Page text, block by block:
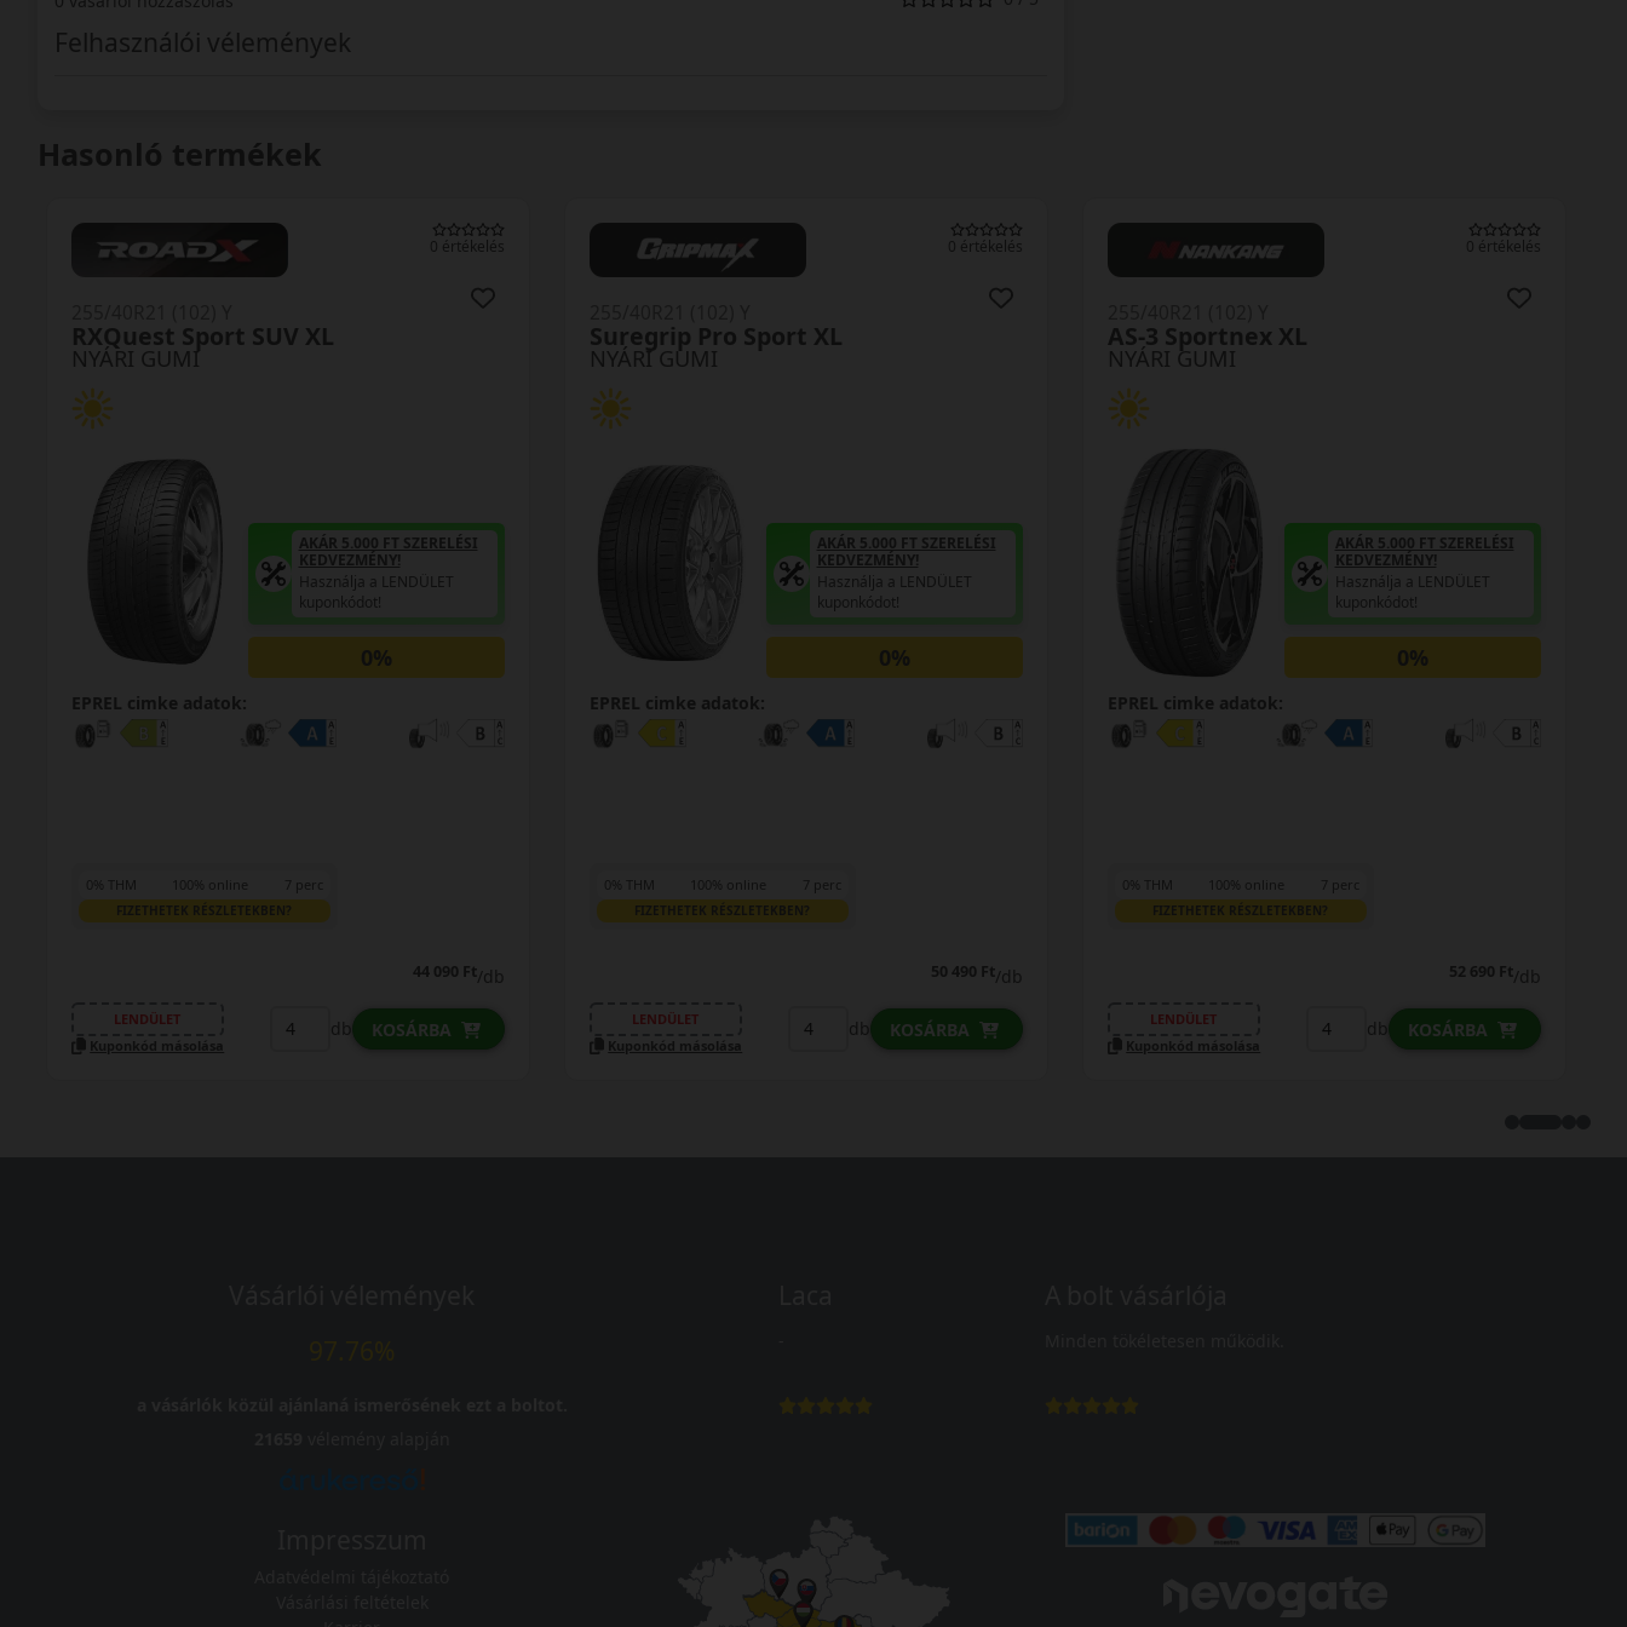
Felhasználói vélemények
Hasonló termékek
0 értékelés
NYÁRI GUMI
RXQuest Sport SUV XL
AKÁR 5.000 FT SZERELÉSI
KEDVEZMÉNY!
Használja a LENDÜLET
kuponkódot!
0%
EPREL cimke adatok:
0% THM 100% online 7 perc
FIZETHETEK RÉSZLETEKBEN?
44 090 Ft/db
LENDÜLET
Kuponkód másolása
db KOSÁRBA
0 értékelés
NYÁRI GUMI
Suregrip Pro Sport XL
AKÁR 5.000 FT SZERELÉSI
KEDVEZMÉNY!
Használja a LENDÜLET
kuponkódot!
0%
EPREL cimke adatok:
0% THM 100% online 7 perc
FIZETHETEK RÉSZLETEKBEN?
50 490 Ft/db
LENDÜLET
Kuponkód másolása
db KOSÁRBA
0 értékelés
NYÁRI GUMI
AS-3 Sportnex XL
AKÁR 5.000 FT SZERELÉSI
KEDVEZMÉNY!
Használja a LENDÜLET
kuponkódot!
0%
EPREL cimke adatok:
0% THM 100% online 7 perc
FIZETHETEK RÉSZLETEKBEN?
52 690 Ft/db
LENDÜLET
Kuponkód másolása
db KOSÁRBA